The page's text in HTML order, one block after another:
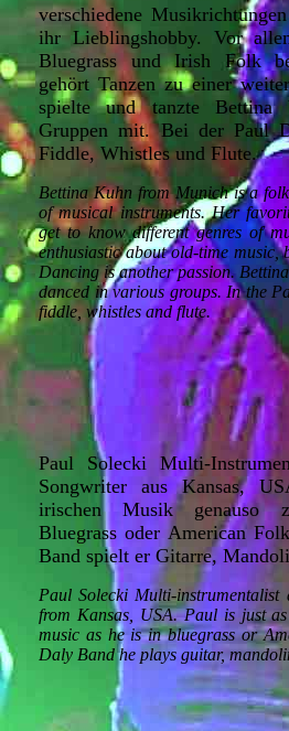
verschiedene
ihr Lieblingshobby. Vor
Bluegrass und Irish Folk
gehört Tanzen zu einer
spielte und tanzte Bettina
Gruppen mit. Bei der Paul
Fiddle, Whistles und Flute.
Bettina Kuhn from Munich is a
of musical instruments. Her
get to know different genres of
enthusiastic about old-time music,
Dancing is another passion.
danced in various groups. In the
fiddle, whistles and flute.
Paul Solecki Multi-
Songwriter aus Kansas,
irischen Musik genauso
Bluegrass oder American
Band spielt er Gitarre,
Paul Solecki Multi-
from Kansas, USA. Paul is just
music as he is in bluegrass or
Daly Band he plays guitar,